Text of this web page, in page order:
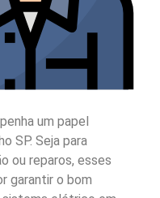
um papel
SP. Seja para
ou reparos, esses
garantir o bom